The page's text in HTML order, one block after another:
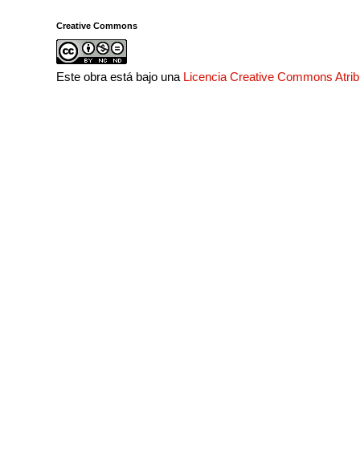
Creative Commons
Este obra está bajo una Licencia Creative Commons